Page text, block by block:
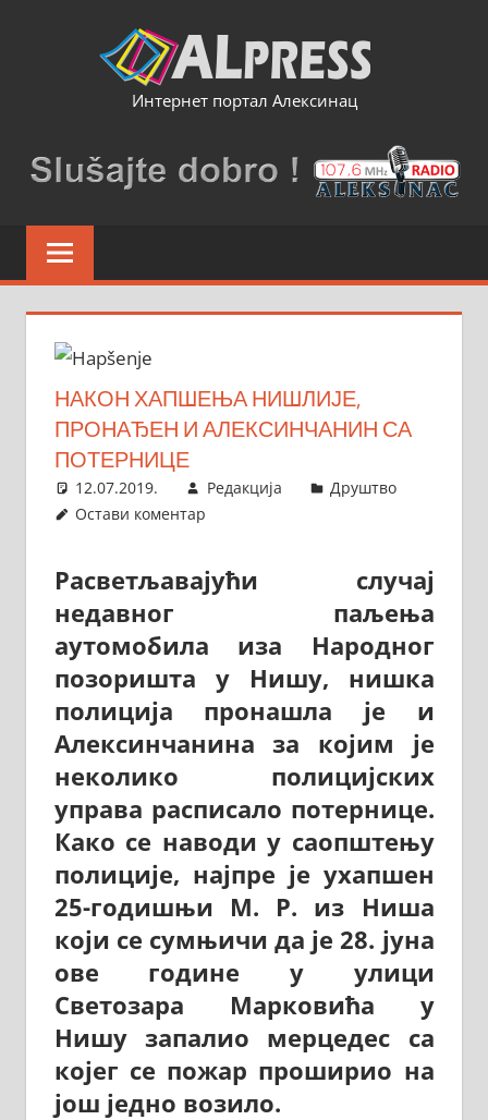
Интернет портал Алексинац
НАКОН ХАПШЕЊА НИШЛИЈЕ,
ПРОНАЂЕН И АЛЕКСИНЧАНИН СА
ПОТЕРНИЦЕ
12.07.2019. Редакција
Друштво
Остави коментар
Расветљавајући случај
недавног паљења
аутомобила иза Народног
позоришта у Нишу, нишка
полиција пронашла је и
Алексинчанина за којим је
неколико полицијских
управа расписало потернице.
Како се наводи у саопштењу
полиције, најпре је ухапшен
25-годишњи М. Р. из Ниша
који се сумњичи да је 28. јуна
ове године у улици
Светозара Марковића у
Нишу запалио мерцедес са
којег се пожар проширио на
још једно возило.